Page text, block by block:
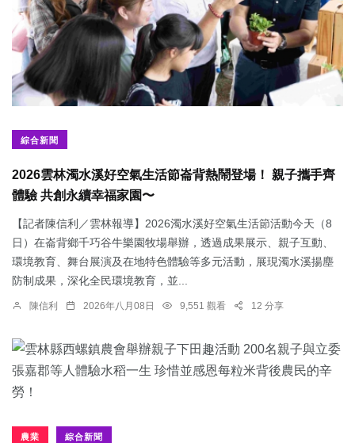
綜合新聞
2026雲林濁水溪好空氣生活節崙背熱鬧登場！ 親子攜手齊
體驗 共創永續幸福家園〜
【記者陳信利／雲林報導】2026濁水溪好空氣生活節活動今天（8
日）在崙背鄉千巧谷牛樂園牧場舉辦，透過成果展示、親子互動、
環境教育、舞台展演及在地特色體驗等多元活動，展現濁水溪揚塵
防制成果，深化全民環境教育，並...
陳信利 2026年八月08日 9,551 觀看 12 分享
農業 綜合新聞